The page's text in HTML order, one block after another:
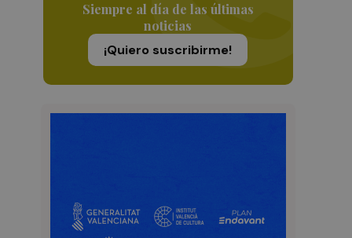
Siempre al día de las últimas
noticias
¡Quiero suscribirme!